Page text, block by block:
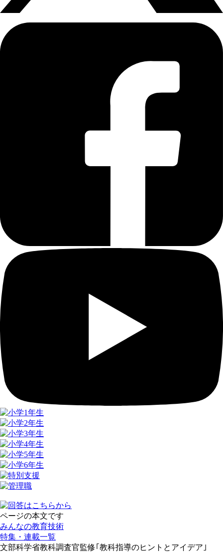
ページの本文です
みんなの教育技術
特集・連載一覧
文部科学省教科調査官監修｢教科指導のヒントとアイデア｣